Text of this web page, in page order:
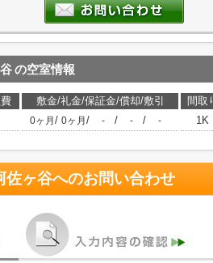
の空室情報
敷金/礼金/保証金/償却/敷引 間取
0ヶ月 / 0ヶ月 / - / - / - 1K
佐ヶ谷へのお問い合わせ